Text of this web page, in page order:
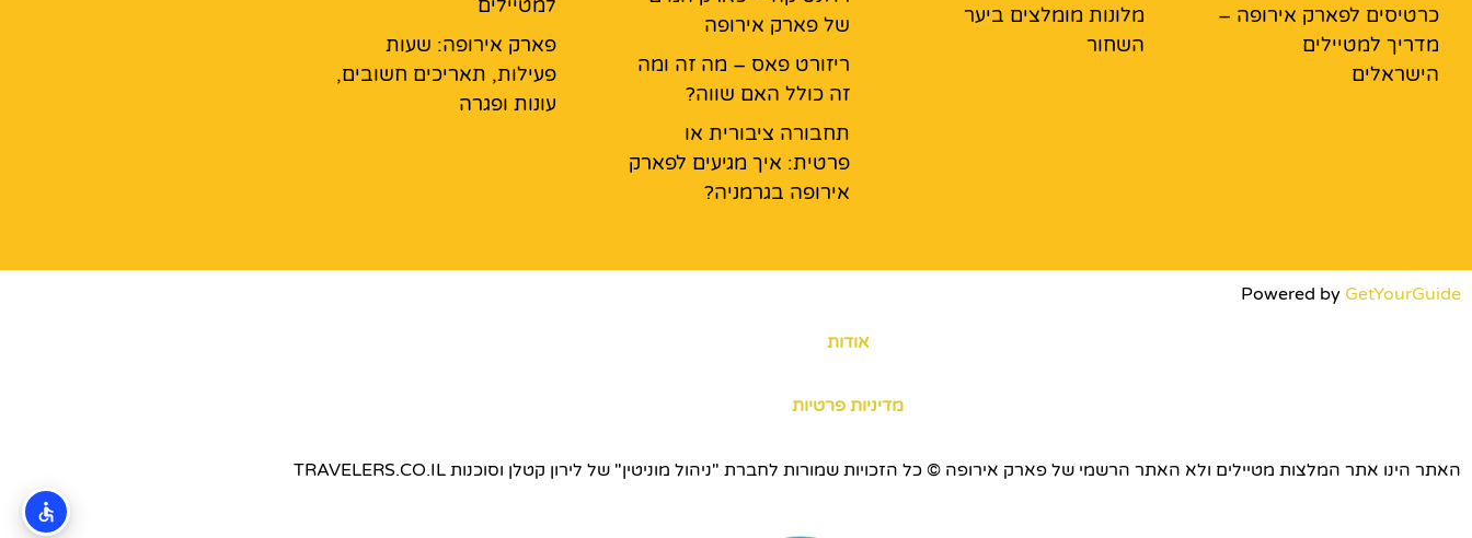
כרטיסים לפארק אירופה –
מדריך למטיילים
הישראלים
מלונות מומלצים ביער
השחור
של פארק אירופה
ריזורט פאס – מה זה ומה
זה כולל האם שווה?
תחבורה ציבורית או
פרטית: איך מגיעים לפארק
אירופה בגרמניה?
למטיילים
פארק אירופה: שעות
פעילות, תאריכים חשובים,
עונות ופגרה
Powered by GetYourGuide
אודות
מדיניות פרטיות
האתר הינו אתר המלצות מטיילים ולא האתר הרשמי של פארק אירופה © כל הזכויות שמורות לחברת "ניהול מוניטין" של לירון קטלן וסוכנות TRAVELERS.CO.IL